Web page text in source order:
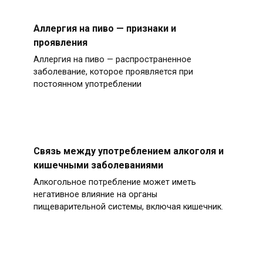
Аллергия на пиво — признаки и
проявления
Аллергия на пиво — распространенное
заболевание, которое проявляется при
постоянном употреблении
Связь между употреблением алкоголя и
кишечными заболеваниями
Алкогольное потребление может иметь
негативное влияние на органы
пищеварительной системы, включая кишечник.